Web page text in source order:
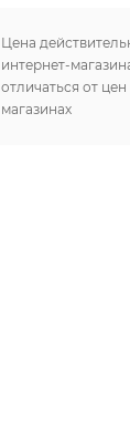
Цена
интернет-
отличаться от
магазинах